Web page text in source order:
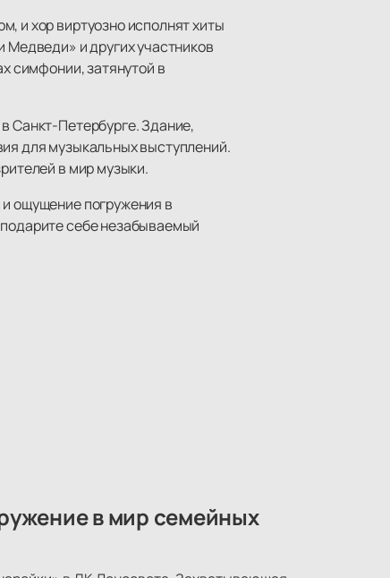
и хор виртуозно исполнят хиты
и других участников
симфонии, затянутой в
Санкт-Петербурге. Здание,
для музыкальных выступлений.
в мир музыки.
ощущение погружения в
себе незабываемый
в мир семейных